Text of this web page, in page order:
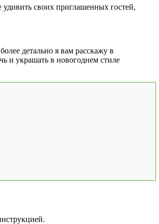
своих приглашенных гостей,
детально я вам расскажу в
и украшать в новогоднем стиле